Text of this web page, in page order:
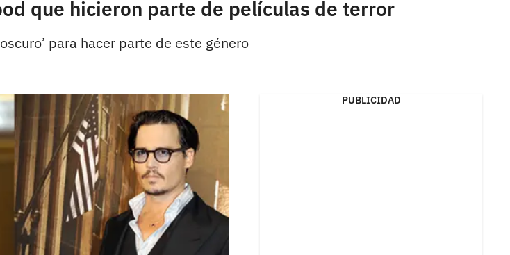
que hicieron parte de películas de terror
para hacer parte de este género
PUBLICIDAD